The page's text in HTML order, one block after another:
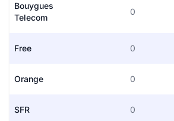
Bouygues
Telecom
0
Free 0
Orange 0
SFR 0